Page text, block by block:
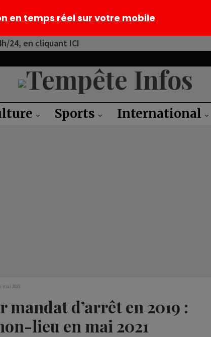
24, en cliquant ICI
Sports International
mai 2021
d’arrêt en 2019 :
lieu en mai 2021
en temps réel sur votre mobile